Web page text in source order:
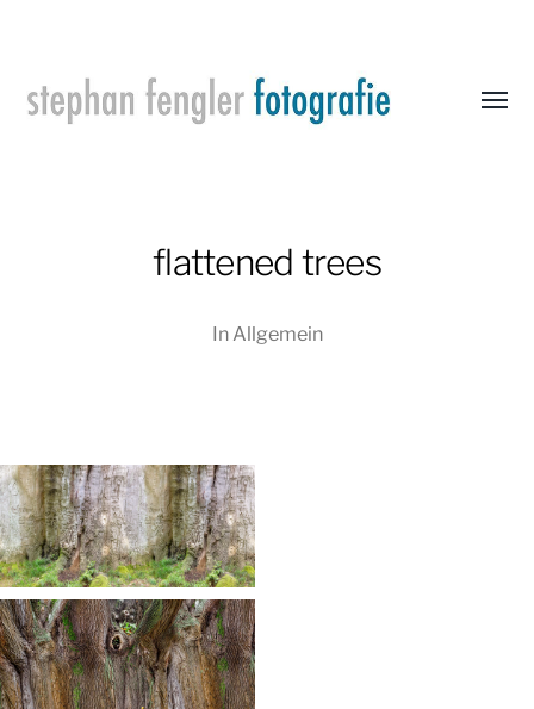
Fotografie
Menü
flattened trees
In Allgemein